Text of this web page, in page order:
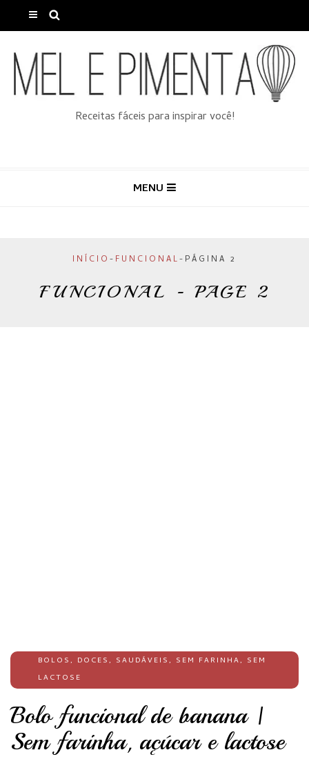
Receitas fáceis para inspirar você!
MENU
INÍCIO - FUNCIONAL- PÁGINA 2
FUNCIONAL - PAGE 2
BOLOS, DOCES, SAUDÁVEIS, SEM FARINHA, SEM
LACTOSE
Bolo funcional de banana |
Sem farinha, açúcar e lactose